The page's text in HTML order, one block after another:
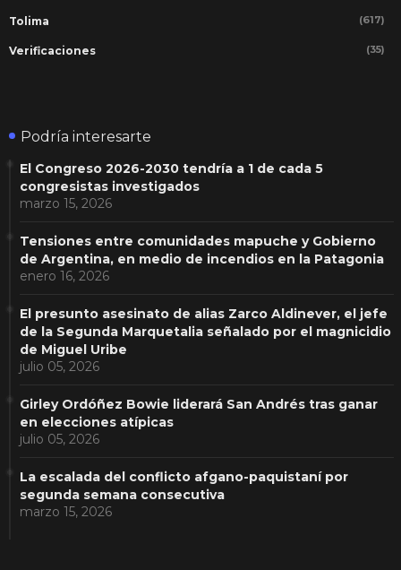
Tolima (617)
Verificaciones (35)
Podría interesarte
El Congreso 2026-2030 tendría a 1 de cada 5
congresistas investigados
marzo 15, 2026
Tensiones entre comunidades mapuche y Gobierno
de Argentina, en medio de incendios en la Patagonia
enero 16, 2026
El presunto asesinato de alias Zarco Aldinever, el jefe
de la Segunda Marquetalia señalado por el magnicidio
de Miguel Uribe
julio 05, 2026
Girley Ordóñez Bowie liderará San Andrés tras ganar
en elecciones atípicas
julio 05, 2026
La escalada del conflicto afgano-paquistaní por
segunda semana consecutiva
marzo 15, 2026